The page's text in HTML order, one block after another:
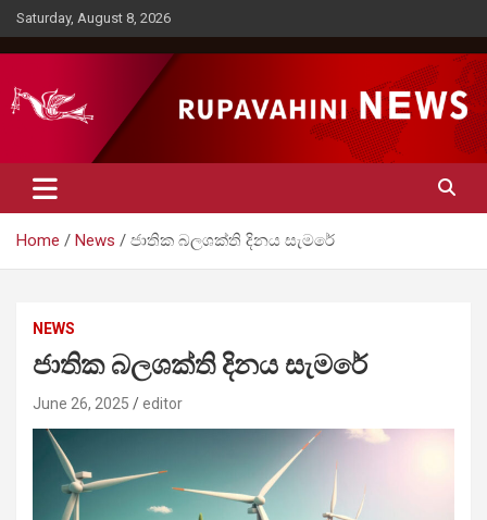
Skip
to
content
Saturday, August 8, 2026
Rupavahini News
Home News ජාතික බලශක්ති දිනය සැමරේ
NEWS
ජාතික බලශක්ති දිනය සැමරේ
June 26, 2025 editor